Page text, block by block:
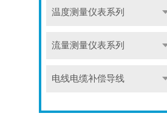
温度测量仪表系列
流量测量仪表系列
电线电缆补偿导线